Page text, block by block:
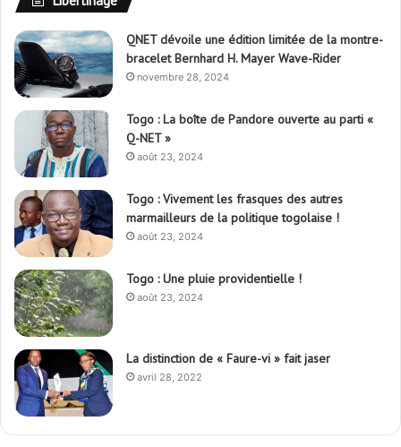
QNET dévoile une édition limitée de la montre-
bracelet Bernhard H. Mayer Wave-Rider
novembre 28, 2024
Q-NET »
août 23, 2024
marmailleurs de la politique togolaise !
août 23, 2024
août 23, 2024
avril 28, 2022